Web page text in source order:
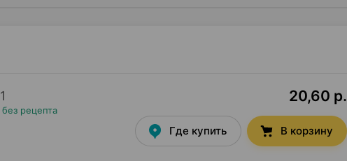
1
без рецепта
20,60 р.
Где купить В корзину